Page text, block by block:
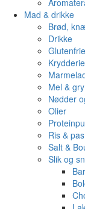
Mad & drikke
Brød,
Drikke
Mel &
Nødder
Olier
Ris &
Salt &
Slik og